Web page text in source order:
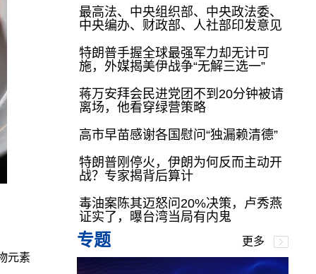
元素
最高法、中央组织部、中央政法委、
中央编办、财政部、人社部印发意见
特朗普手握全球最强军力却无计可
施，外媒揭美伊战争“无解三选一”
蒋万安拜会民进党团不到20分钟被请
离场，他看穿绿营策略
高市早苗感谢各国慰问“独漏赖清德”
特朗普刚停火，伊朗为何反而主动开
战？专家揭背后算计
毒油案陈其迈怒问20%决策，卢秀燕
证实了，曝台湾当局有内鬼
专题 更多